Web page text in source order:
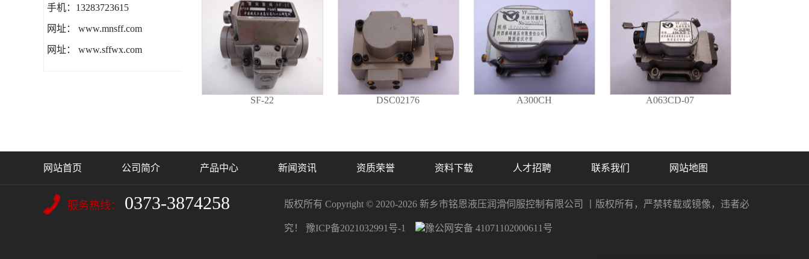
手机：13283723615
网址： www.mnsff.com
网址： www.sffwx.com
SF-22 DSC02176 A300CH A063CD-07
网站首页 公司简介 产品中心 新闻资讯 资质荣誉 资料下载 人才招聘 联系我们 网站地图
服务热线： 0373-3874258 版权所有 Copyright © 2020-2026 新乡市铭恩液压润滑伺服控制有限公司 丨版权所有，严禁转载或镜像，违者必
究！ 豫ICP备2021032991号-1 豫公网安备 41071102000611号